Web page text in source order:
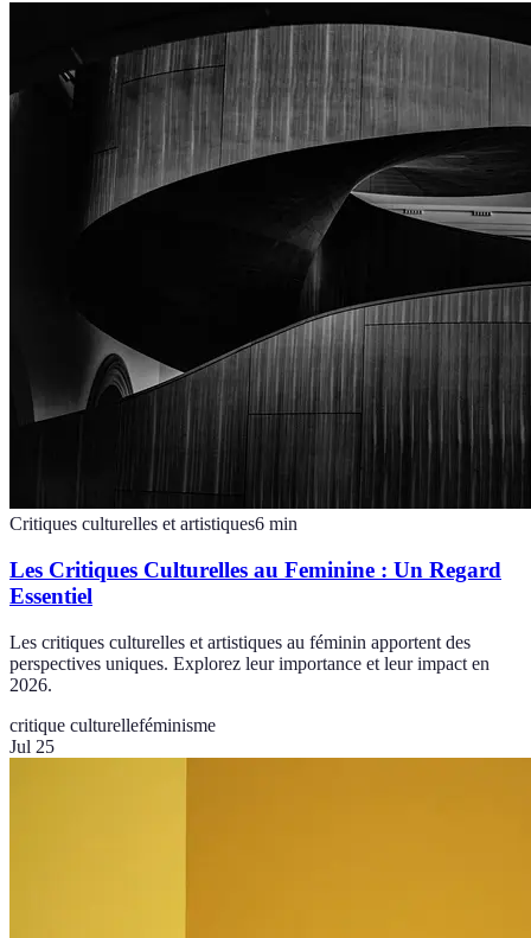
Critiques culturelles et artistiques6 min
Les Critiques Culturelles au Feminine : Un Regard
Essentiel
Les critiques culturelles et artistiques au féminin apportent des
perspectives uniques. Explorez leur importance et leur impact en
2026.
critique culturelleféminisme
Jul 25